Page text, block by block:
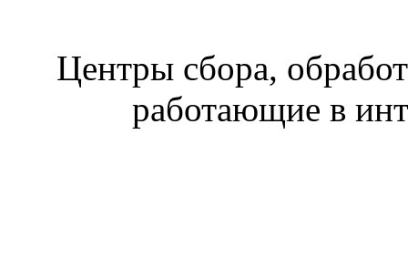
Центры сбора,
работающие в